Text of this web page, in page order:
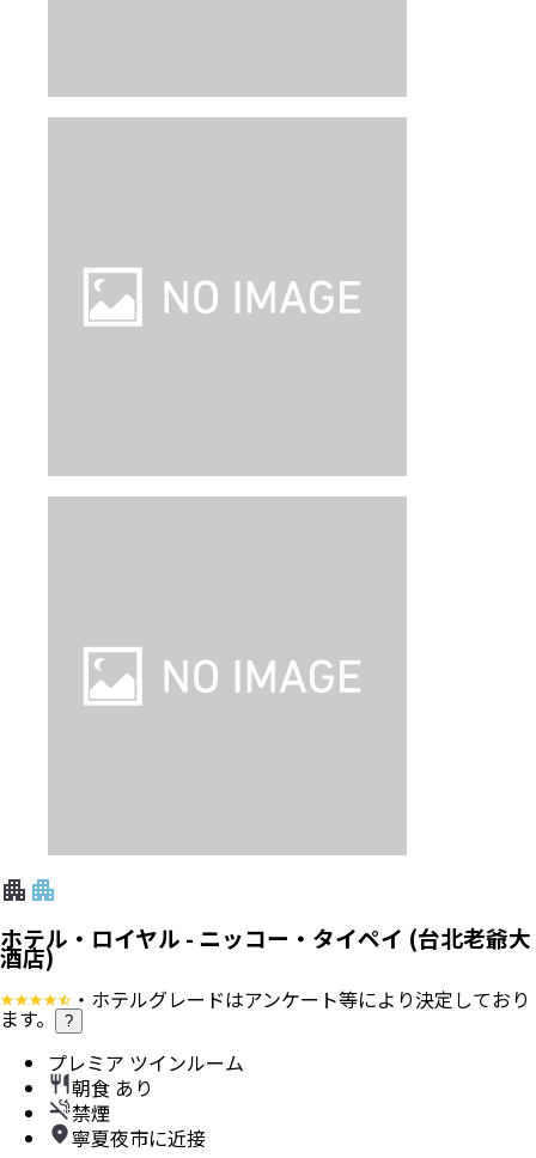
ホテル・ロイヤル - ニッコー・タイペイ (台北老爺大
酒店)
・ホテルグレードはアンケート等により決定しており
ます。 ?
プレミア ツインルーム
朝食 あり
禁煙
寧夏夜市に近接